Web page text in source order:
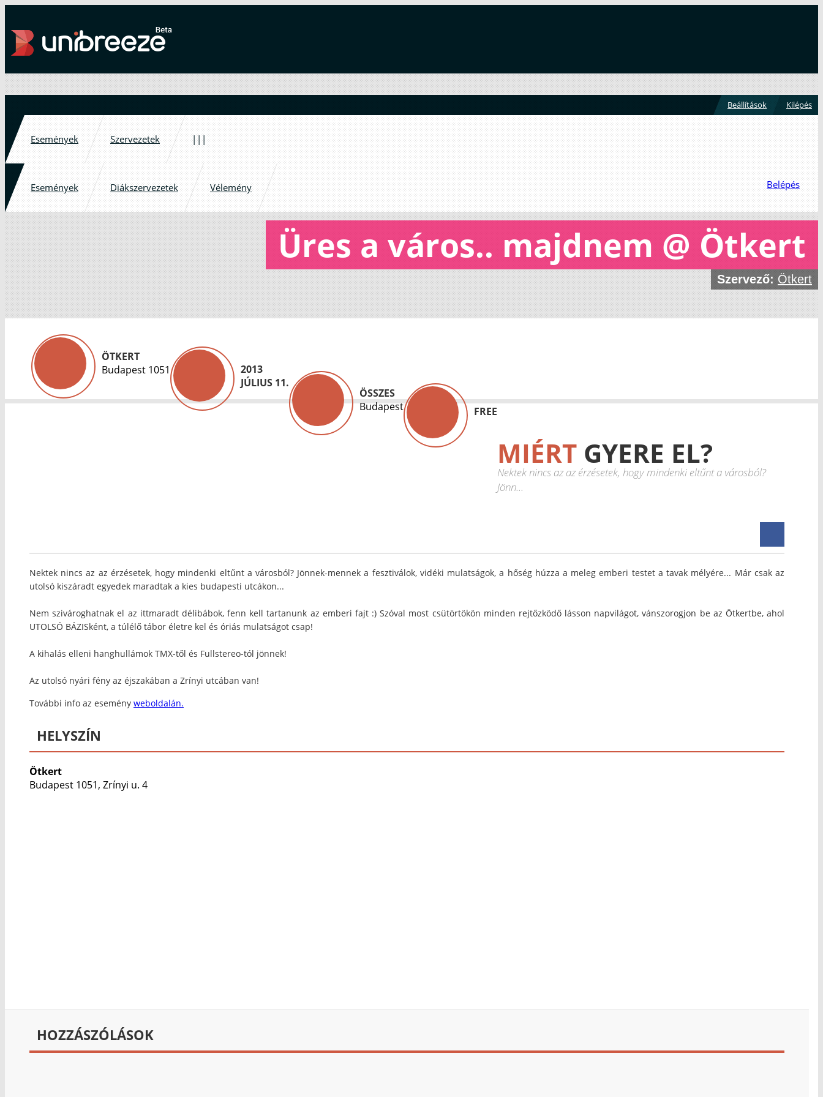
Beállítások Kilépés
Események Szervezetek |||
Események Diákszervezetek Vélemény Belépés
Üres a város.. majdnem @ Ötkert
Szervező: Ötkert
ÖTKERT
Budapest 1051
2013
JÚLIUS 11.
ÖSSZES
Budapest
FREE
MIÉRT GYERE EL?
Nektek nincs az az érzésetek, hogy mindenki eltűnt a városból?
Jönn...
Nektek nincs az az érzésetek, hogy mindenki eltűnt a városból? Jönnek-mennek a fesztiválok, vidéki mulatságok, a hőség húzza a meleg emberi testet a tavak mélyére... Már csak az
utolsó kiszáradt egyedek maradtak a kies budapesti utcákon...
Nem szivároghatnak el az ittmaradt délibábok, fenn kell tartanunk az emberi fajt :) Szóval most csütörtökön minden rejtőzködő lásson napvilágot, vánszorogjon be az Ötkertbe, ahol
UTOLSÓ BÁZISként, a túlélő tábor életre kel és óriás mulatságot csap!
A kihalás elleni hanghullámok TMX-től és Fullstereo-tól jönnek!
Az utolsó nyári fény az éjszakában a Zrínyi utcában van!
További info az esemény weboldalán.
HELYSZÍN
Ötkert
Budapest 1051, Zrínyi u. 4
HOZZÁSZÓLÁSOK